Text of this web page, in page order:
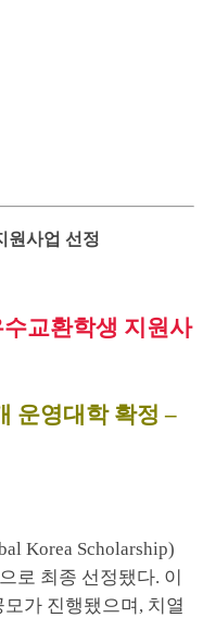
원사업 선정
수교환학생 지원사
운영대학 확정 –
Korea Scholarship)
로 최종 선정됐다. 이
가 진행됐으며, 치열